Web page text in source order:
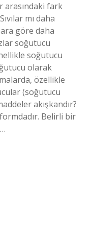
arasındaki fark
mı daha
göre daha
soğutucu
soğutucu
olarak
özellikle
(soğutucu
akışkandır?
formdadır. Belirli bir